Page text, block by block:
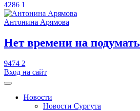
4286 1
Антонина Арямова
​Нет времени на подумать
9474 2
Вход на сайт
Новости
Новости Сургута